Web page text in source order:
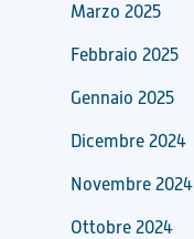
Marzo 2025
Febbraio 2025
Gennaio 2025
Dicembre 2024
Novembre 2024
Ottobre 2024